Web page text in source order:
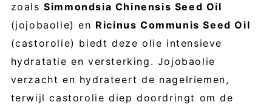
zoalsSimmondsia Chinensis Seed Oil
(jojobaolie) en Ricinus Communis Seed Oil
(castorolie) biedt deze olie intensieve
hydratatie en versterking. Jojobaolie
verzacht en hydrateert de nagelriemen,
terwijl castorolie diep doordringt om de